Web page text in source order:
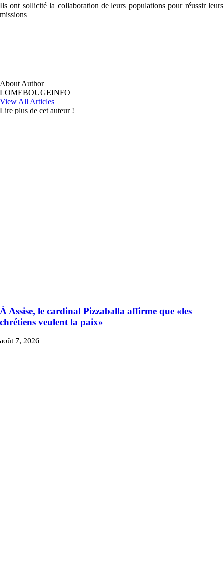
Ils ont sollicité la collaboration de leurs populations pour réussir leurs
missions
About Author
LOMEBOUGEINFO
View All Articles
Lire plus de cet auteur !
À Assise, le cardinal Pizzaballa affirme que «les
chrétiens veulent la paix»
août 7, 2026